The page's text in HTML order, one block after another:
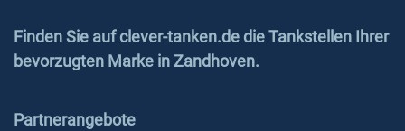
Finden Sie auf clever-tanken.de die Tankstellen Ihrer
bevorzugten Marke in Zandhoven.
Partnerangebote